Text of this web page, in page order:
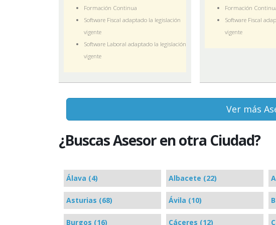
Formación Continua
Software Fiscal adaptado la legislación
vigente
Software Laboral adaptado la legislación
vigente
Formación
Software Fiscal
vigente
Ver más
¿Buscas Asesor en otra Ciudad?
Álava (4) Albacete (22)
Asturias (68) Ávila (10)
Burgos (16) Cáceres (12)